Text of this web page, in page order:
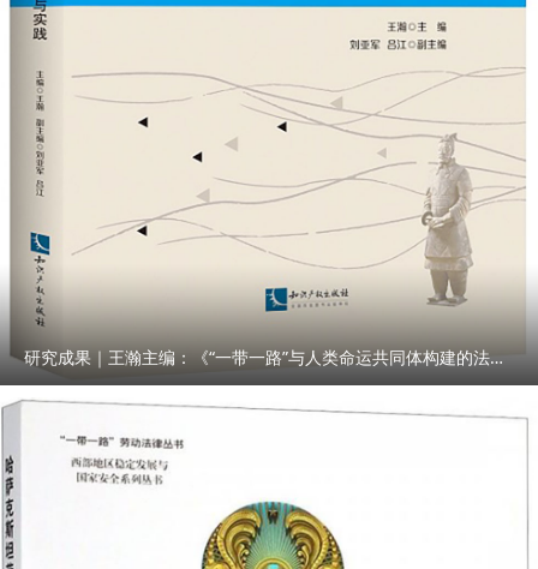
研究成果｜王瀚主编：《“一带一路”与人类命运共同体构建的法律与实践》